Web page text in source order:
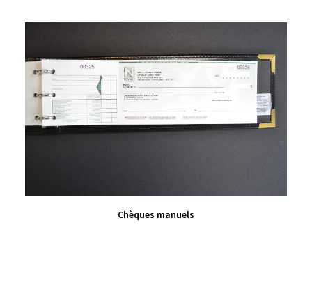
VIEW PRODUCT
Chèques manuels